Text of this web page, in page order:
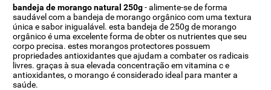
bandeja de morango natural 250g- alimente-se de forma
saudável com a bandeja de morango orgânico com uma textura
única e sabor inigualável. esta bandeja de 250g de morango
orgânico é uma excelente forma de obter os nutrientes que seu
corpo precisa. estes morangos protectores possuem
propriedades antioxidantes que ajudam a combater os radicais
livres. graças à sua elevada concentração em vitamina c e
antioxidantes, o morango é considerado ideal para manter a
saúde.